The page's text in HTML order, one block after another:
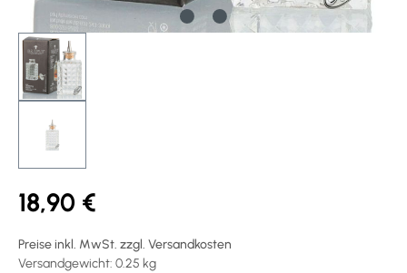
18,90 €
Preise inkl. MwSt. zzgl. Versandkosten
Versandgewicht: 0.25 kg